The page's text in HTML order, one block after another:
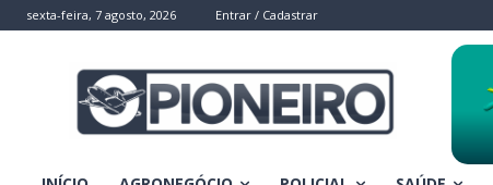
sexta-feira, 7 agosto, 2026 Entrar / Cadastrar